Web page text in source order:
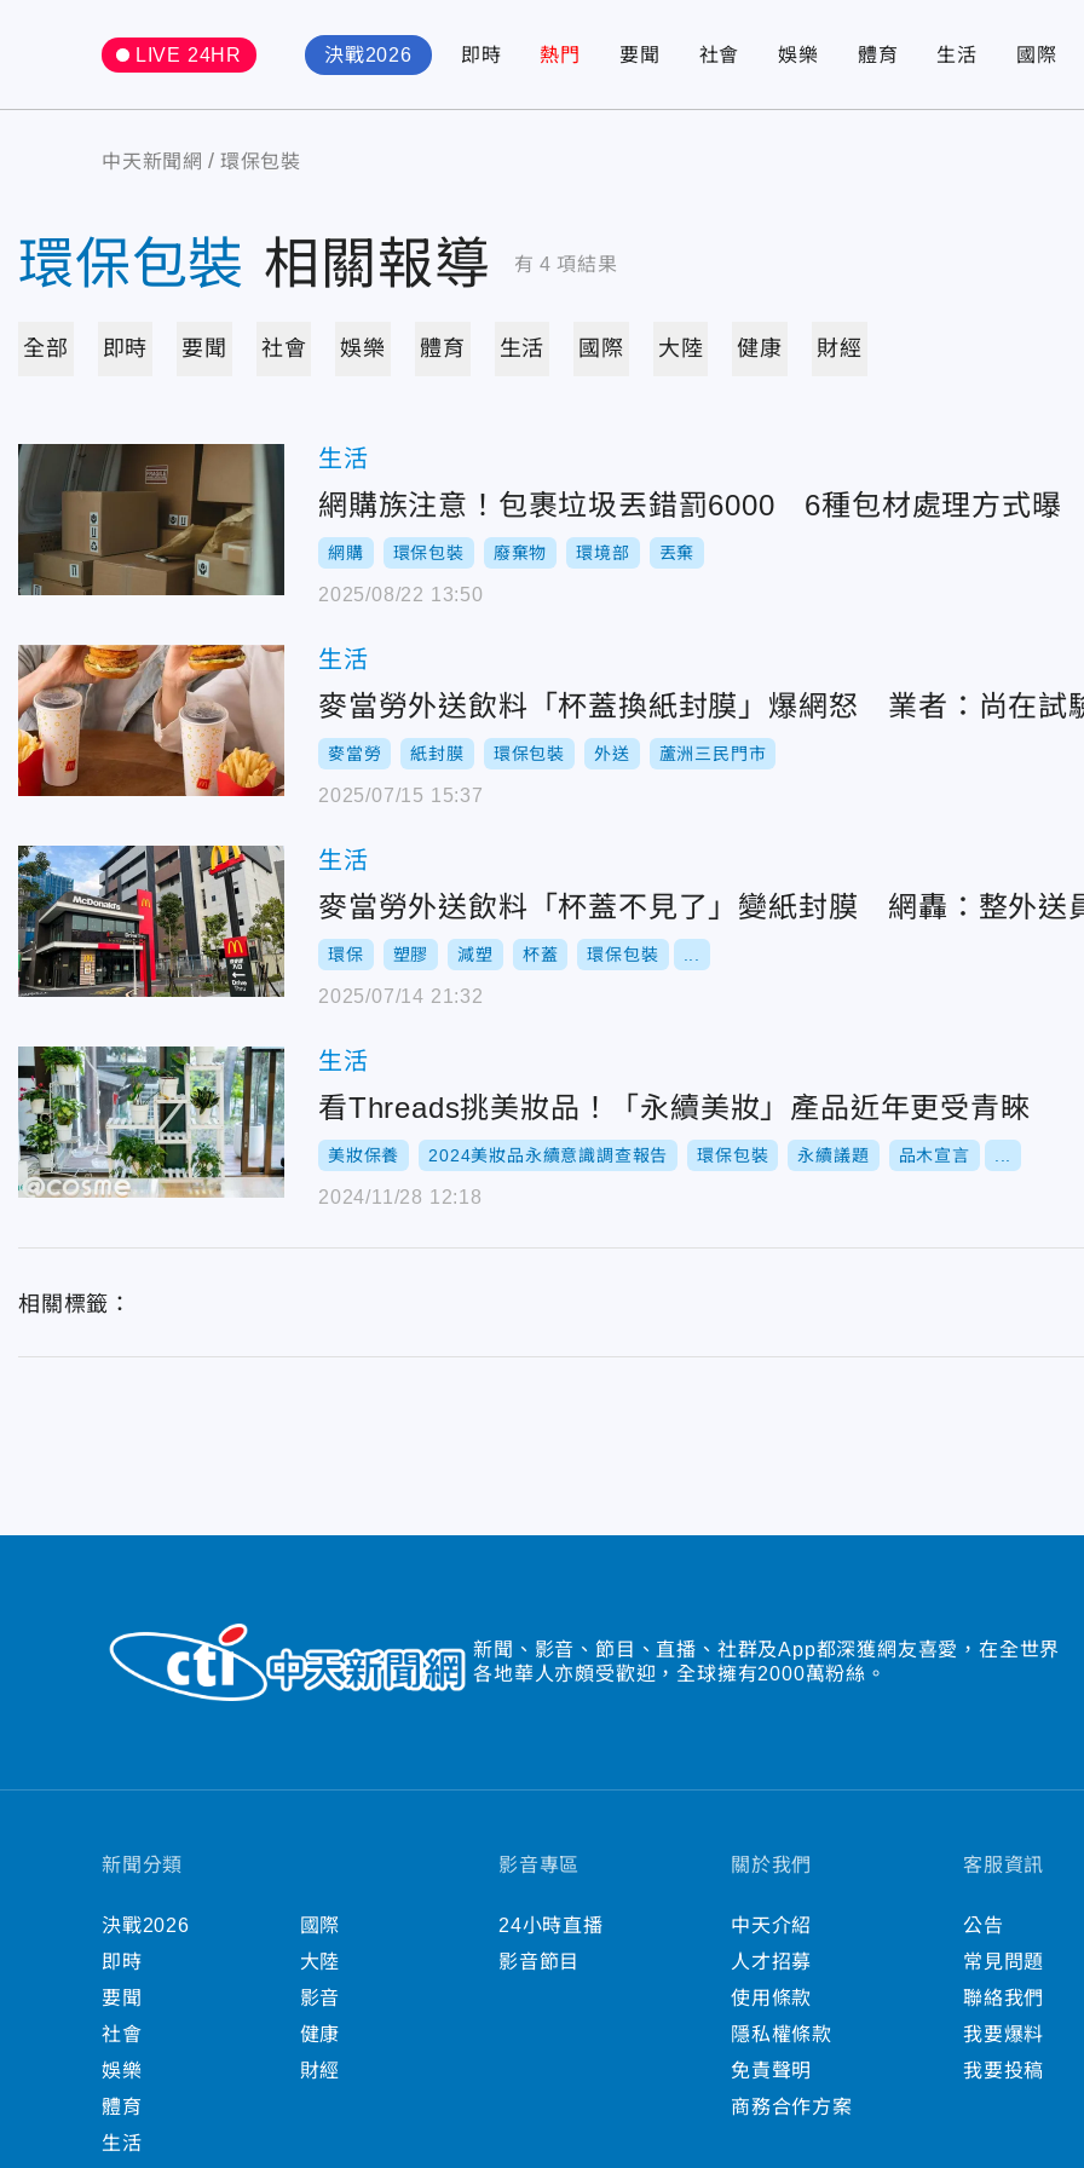
LIVE 24HR 決戰2026 即時 熱門 要聞 社會 娛樂 體育 生活 國際
中天新聞網 環保包裝
環保包裝 相關報導 有 4 項結果
全部 即時 要聞 社會 娛樂 體育 生活 國際 大陸 健康 財經
生活
網購族注意！包裹垃圾丟錯罰6000 6種包材處理方式曝
網購 環保包裝 廢棄物 環境部 丟棄
2025/08/22 13:50
生活
麥當勞外送飲料「杯蓋換紙封膜」爆網怒 業者：尚在試
麥當勞 紙封膜 環保包裝 外送 蘆洲三民門市
2025/07/15 15:37
生活
麥當勞外送飲料「杯蓋不見了」變紙封膜 網轟：整外送
環保 塑膠 減塑 杯蓋 環保包裝
2025/07/14 21:32
生活
看Threads挑美妝品！「永續美妝」產品近年更受青睞
美妝保養 2024美妝品永續意識調查報告 環保包裝 永續議題 品木宣言
2024/11/28 12:18
相關標籤：
新聞、影音、節目、直播、社群及App都深獲網友喜愛，在全世界
各地華人亦頗受歡迎，全球擁有2000萬粉絲。
新聞分類
決戰2026
即時
要聞
社會
娛樂
體育
生活
國際
大陸
影音
健康
財經
影音專區
24小時直播
影音節目
關於我們
中天介紹
人才招募
使用條款
隱私權條款
免責聲明
商務合作方案
客服資訊
公告
常見問題
聯絡我們
我要爆料
我要投稿